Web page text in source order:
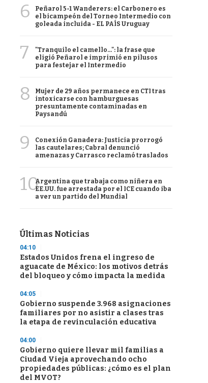
6
Peñarol 5-1 Wanderers: el Carbonero es
el bicampeón del Torneo Intermedio con
goleada incluida - EL PAÍS Uruguay
7
"Tranquilo el camello...": la frase que
eligió Peñarol e imprimió en pilusos
para festejar el Intermedio
8
Mujer de 29 años permanece en CTI tras
intoxicarse con hamburguesas
presuntamente contaminadas en
Paysandú
9
Conexión Ganadera: Justicia prorrogó
las cautelares; Cabral denunció
amenazas y Carrasco reclamó traslados
10Argentina que trabaja como niñera en
EE.UU. fue arrestada por el ICE cuando iba
a ver un partido del Mundial
Últimas Noticias
04:10
Estados Unidos frena el ingreso de
aguacate de México: los motivos detrás
del bloqueo y cómo impacta la medida
04:05
Gobierno suspende 3.968 asignaciones
familiares por no asistir a clases tras
la etapa de revinculación educativa
04:00
Gobierno quiere llevar mil familias a
Ciudad Vieja aprovechando ocho
propiedades públicas: ¿cómo es el plan
del MVOT?